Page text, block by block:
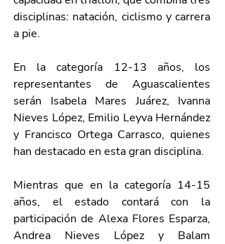
disciplinas: natación, ciclismo y carrera
a pie.
En la categoría 12-13 años, los
representantes de Aguascalientes
serán Isabela Mares Juárez, Ivanna
Nieves López, Emilio Leyva Hernández
y Francisco Ortega Carrasco, quienes
han destacado en esta gran disciplina.
Mientras que en la categoría 14-15
años, el estado contará con la
participación de Alexa Flores Esparza,
Andrea Nieves López y Balam